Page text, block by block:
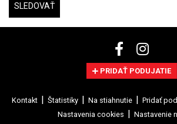
SLEDOVAŤ
PRIDAŤ PODUJATIE
Kontakt Štatistiky Na stiahnutie Pridať
Nastavenia cookies
Nastavenie